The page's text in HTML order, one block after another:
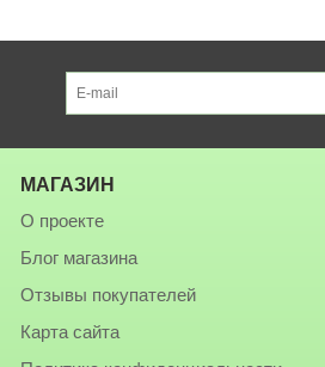
МАГАЗИН
О проекте
Блог магазина
Отзывы покупателей
Карта сайта